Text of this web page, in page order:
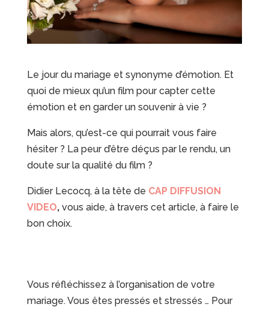
Le jour du mariage et synonyme d’émotion. Et
quoi de mieux qu’un film pour capter cette
émotion et en garder un souvenir à vie ?
Mais alors, qu’est-ce qui pourrait vous faire
hésiter ? La peur d’être déçus par le rendu, un
doute sur la qualité du film ?
Didier Lecocq, à la tête de CAP DIFFUSION
VIDEO,vous aide, à travers cet article, à faire le
bon choix.
Vous réfléchissez à l’organisation de votre
mariage. Vous êtes pressés et stressés … Pour